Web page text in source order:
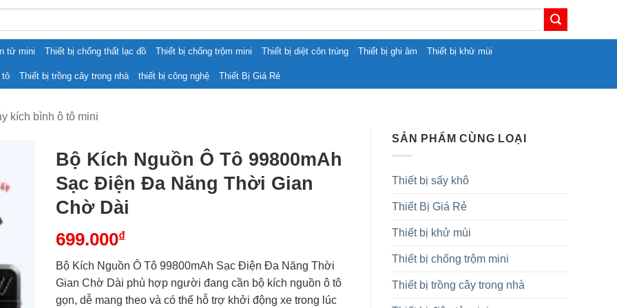
tử mini Thiết bị chống thất lạc đồ Thiết bị chống trộm mini Thiết bị diệt côn trùng Thiết bị ghi âm Thiết bị khử mùi
tô Thiết bị trồng cây trong nhà thiết bị công nghệ Thiết Bị Giá Rẻ
kích bình ô tô mini
SẢN PHẨM CÙNG LOẠI
Thiết bị sấy khô
Thiết Bị Giá Rẻ
Thiết bị khử mùi
Thiết bị chống trộm mini
Thiết bị trồng cây trong nhà
Bộ Kích Nguồn Ô Tô 99800mAh
Sạc Điện Đa Năng Thời Gian
Chờ Dài
699.000₫
Bộ Kích Nguồn Ô Tô 99800mAh Sạc Điện Đa Năng Thời
Gian Chờ Dài phù hợp người đang cần bộ kích nguồn ô tô
gọn, dễ mang theo và có thể hỗ trợ khởi động xe trong lúc